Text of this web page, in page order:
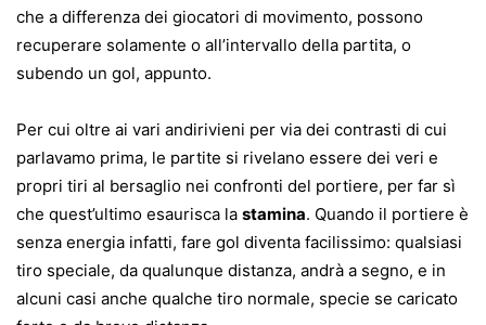
che a differenza dei giocatori di movimento, possono
recuperare solamente o all’intervallo della partita, o
subendo un gol, appunto.
Per cui oltre ai vari andirivieni per via dei contrasti di cui
parlavamo prima, le partite si rivelano essere dei veri e
propri tiri al bersaglio nei confronti del portiere, per far sì
che quest’ultimo esaurisca la stamina. Quando il portiere è
senza energia infatti, fare gol diventa facilissimo: qualsiasi
tiro speciale, da qualunque distanza, andrà a segno, e in
alcuni casi anche qualche tiro normale, specie se caricato